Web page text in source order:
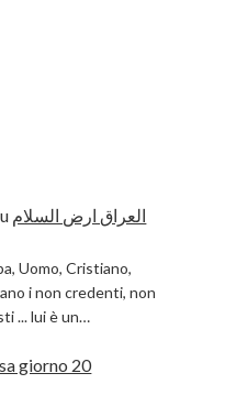
العراق ارض السلام
Uomo, Cristiano,
i non credenti, non
... lui è un…
giorno 20